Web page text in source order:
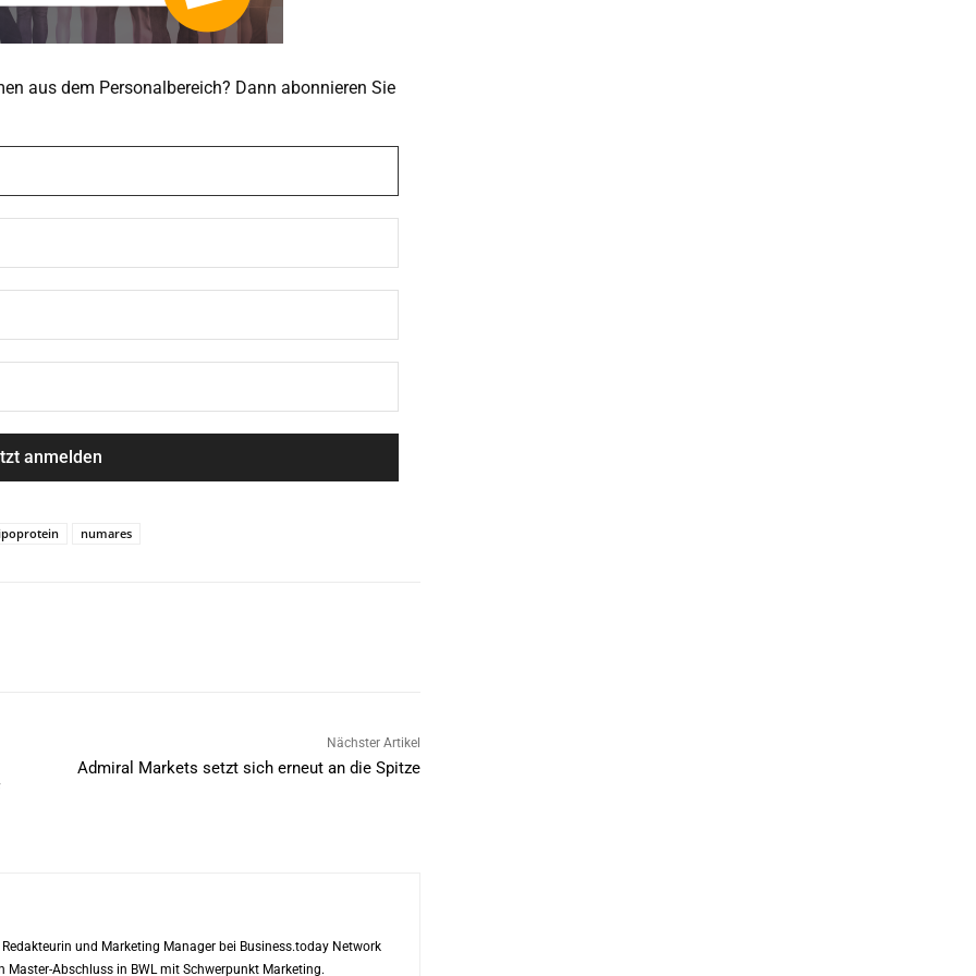
aus dem Personalbereich? Dann abonnieren Sie
numares
Nächster Artikel
Admiral Markets setzt sich erneut an die Spitze
und Marketing Manager bei Business.today Network
Master-Abschluss in BWL mit Schwerpunkt Marketing.